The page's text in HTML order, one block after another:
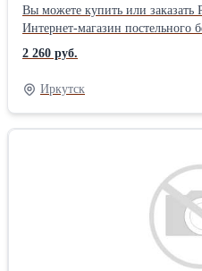
Вы можете купить или
Интернет-магазин постельного
«ТехДизайн» ( Иркутск )Тип
цвет: Зеленый
Размер: Евро2 2 нав. упаковка:
Стандартная Плотность ткани:
Стандарт (бесшовная) Застежка
2 260 руб.
Иркутск